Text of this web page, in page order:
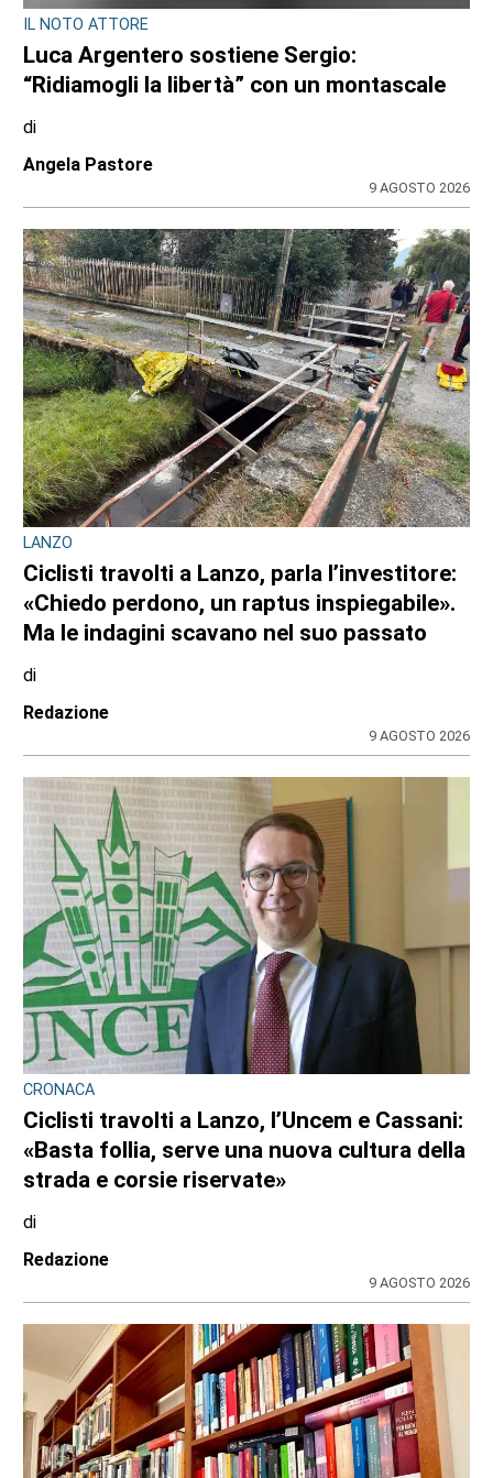
CONSIGLIO REGIONALE
A Palazzo Lascaris la mostra “Romano
Gazzera. Nel regno dei fiori giganti”
di
Redazione CRP
31 LUGLIO 2026
ULTIME NOTIZIE
OPERAZIONE ANTI-DROGA A TORINO E PROVINCIA
Quando lo spaccio incontra la fantasia:
cinque arresti dei carabinieri da Venaria, a
di
Redazione
CRONACA
Nubifragio sul Canavese, albero caduto tra
Front e Favria
Redazione
9 AGOSTO 2026